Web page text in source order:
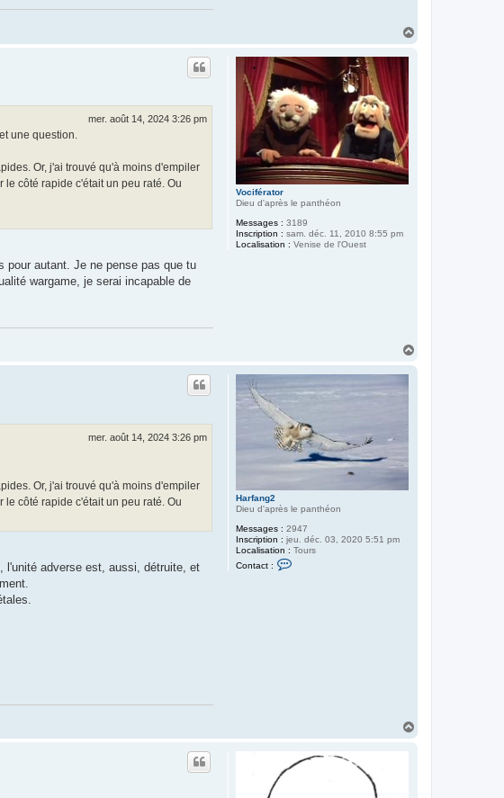
Vociférator
Dieu d'après le panthéon
Messages : 3189
Inscription : sam. déc. 11, 2010 8:55 pm
Localisation : Venise de l'Ouest
mer. août 14, 2024 3:26 pm
une question.
Or, j'ai trouvé qu'à moins d'empiler
côté rapide c'était un peu raté. Ou
pour autant. Je ne pense pas que tu
wargame, je serai incapable de
Harfang2
Dieu d'après le panthéon
Messages : 2947
Inscription : jeu. déc. 03, 2020 5:51 pm
Localisation : Tours
Contact :
mer. août 14, 2024 3:26 pm
Or, j'ai trouvé qu'à moins d'empiler
côté rapide c'était un peu raté. Ou
l'unité adverse est, aussi, détruite, et